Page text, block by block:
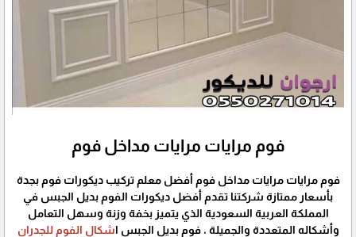
فوم مرايات مرايات مداخل فوم
فوم مرايات مرايات مداخل فوم أفضل معلم تركيب ديكورات فوم بجدة
بأسعار ممتازة شركتنا تقدم أفضل ديكورات الفوم بديل الجبس في
المملكة العربية السعودية الذي يتميز بخفة وزنة وسهل التعامل
وأشكاله المتعددة والجميلة ، فوم بديل الجبس اشكال الفوم للجدران